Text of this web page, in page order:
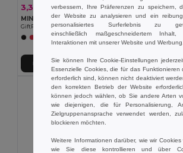
3,30 € 3,61 € -9%
MINI MATCH Beachball Spiel
GiftRetail MO1911
+2 Farben
In den Warenkorb
1,38 €
Egotier 98219
+1
In den
verbessern, Ihre Präferenzen zu speichern,
der Website zu analysieren und ein
personalisiertes Surferlebnis zu
einschließlich maßgeschneidertem Inhalt,
Interaktionen mit unserer Website und Werbung.
Sie können Ihre Cookie-Einstellungen
Essenzielle Cookies, die für das Funktionieren
erforderlich sind, können nicht deaktiviert
den korrekten Betrieb der Website
können jedoch wählen, ob Sie andere Arten
wie diejenigen, die für Personalisierung,
Zielgruppenansprache verwendet werden,
blockieren möchten.
Weitere Informationen darüber, wie wir Cookies
wie Sie diese kontrollieren und über